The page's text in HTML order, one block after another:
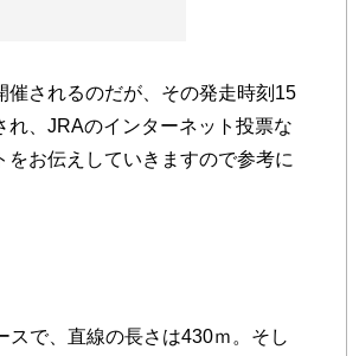
されるのだが、その発走時刻15
、JRAのインターネット投票な
お伝えしていきますので参考に
で、直線の長さは430ｍ。そし